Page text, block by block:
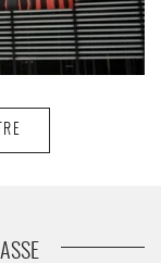
des autres